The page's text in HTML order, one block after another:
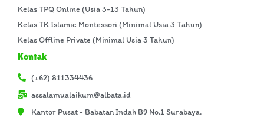
Kelas TPQ Online (Usia 3-13 Tahun)
Kelas TK Islamic Montessori (Minimal Usia 3 Tahun)
Kelas Offline Private (Minimal Usia 3 Tahun)
Kontak
(+62) 811334436
assalamualaikum@albata.id
Kantor Pusat - Babatan Indah B9 No.1 Surabaya.